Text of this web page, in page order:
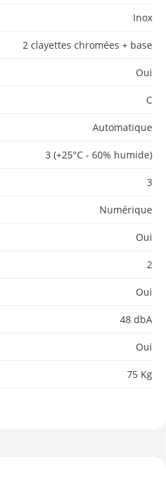
Inox
2 clayettes chromées + base
Oui
C
Automatique
3 (+25°C - 60% humide)
3
Numérique
Oui
2
Oui
48 dbA
Oui
75 Kg